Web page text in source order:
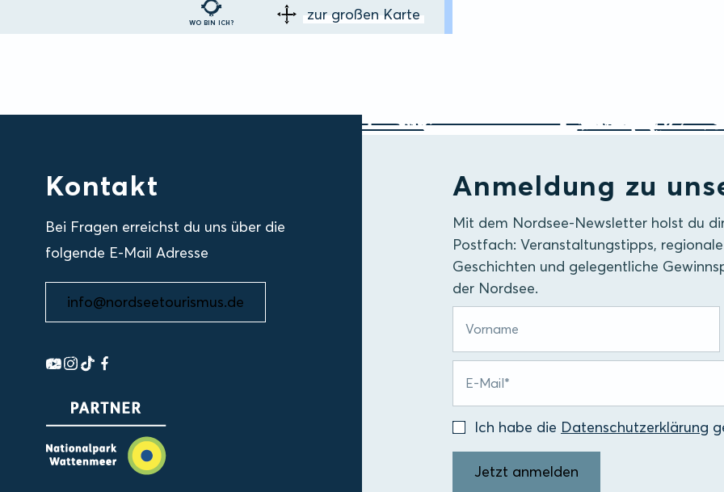
WO BIN ICH? zur großen Karte
Anmeldung zu
Mit dem Nordsee-Newsletter holst du
Postfach: Veranstaltungstipps,
Geschichten und gelegentliche
der Nordsee.
Ich habe die Datenschutzerklärung
Jetzt anmelden
Kontakt
Bei Fragen erreichst du uns über die
folgende E-Mail Adresse
info@nordseetourismus.de